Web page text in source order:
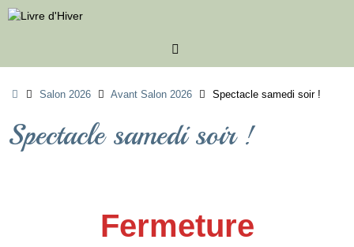
Passer
au
AccueilSalon 2026 Avant Salon 2026 Spectacle samedi soir !
Spectacle samedi soir !
Fermeture